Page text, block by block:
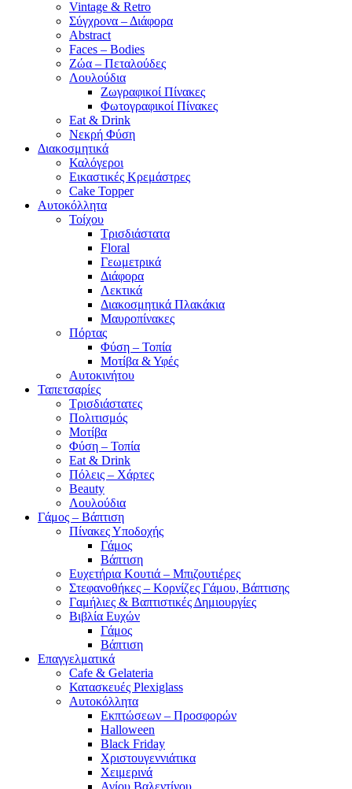
Vintage & Retro
Σύγχρονα – Διάφορα
Abstract
Faces – Bodies
Ζώα – Πεταλούδες
Λουλούδια
Ζωγραφικοί Πίνακες
Φωτογραφικοί Πίνακες
Eat & Drink
Νεκρή Φύση
Διακοσμητικά
Καλόγεροι
Εικαστικές Κρεμάστρες
Cake Topper
Αυτοκόλλητα
Τοίχου
Τρισδιάστατα
Floral
Γεωμετρικά
Διάφορα
Λεκτικά
Διακοσμητικά Πλακάκια
Μαυροπίνακες
Πόρτας
Φύση – Τοπία
Μοτίβα & Υφές
Αυτοκινήτου
Ταπετσαρίες
Τρισδιάστατες
Πολιτισμός
Μοτίβα
Φύση – Τοπία
Eat & Drink
Πόλεις – Χάρτες
Beauty
Λουλούδια
Γάμος – Βάπτιση
Πίνακες Υποδοχής
Γάμος
Βάπτιση
Ευχετήρια Κουτιά – Μπιζουτιέρες
Στεφανοθήκες – Κορνίζες Γάμου, Βάπτισης
Γαμήλιες & Βαπτιστικές Δημιουργίες
Βιβλία Ευχών
Γάμος
Βάπτιση
Επαγγελματικά
Cafe & Gelateria
Κατασκευές Plexiglass
Αυτοκόλλητα
Εκπτώσεων – Προσφορών
Halloween
Black Friday
Χριστουγεννιάτικα
Χειμερινά
Αγίου Βαλεντίνου